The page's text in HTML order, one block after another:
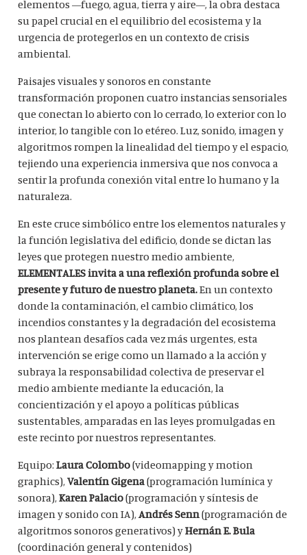
elementos —fuego, agua, tierra y aire—, la obra destaca
su papel crucial en el equilibrio del ecosistema y la
urgencia de protegerlos en un contexto de crisis
ambiental.
Paisajes visuales y sonoros en constante
transformación proponen cuatro instancias sensoriales
que conectan lo abierto con lo cerrado, lo exterior con lo
interior, lo tangible con lo etéreo. Luz, sonido, imagen y
algoritmos rompen la linealidad del tiempo y el espacio,
tejiendo una experiencia inmersiva que nos convoca a
sentir la profunda conexión vital entre lo humano y la
naturaleza.
En este cruce simbólico entre los elementos naturales y
la función legislativa del edificio, donde se dictan las
leyes que protegen nuestro medio ambiente,
ELEMENTALES invita a una reflexión profunda sobre el
presente y futuro de nuestro planeta.En un contexto
donde la contaminación, el cambio climático, los
incendios constantes y la degradación del ecosistema
nos plantean desafíos cada vez más urgentes, esta
intervención se erige como un llamado a la acción y
subraya la responsabilidad colectiva de preservar el
medio ambiente mediante la educación, la
concientización y el apoyo a políticas públicas
sustentables, amparadas en las leyes promulgadas en
este recinto por nuestros representantes.
Equipo:Laura Colombo(videomapping y motion
graphics),Valentín Gigena(programación lumínica y
sonora),Karen Palacio(programación y síntesis de
imagen y sonido con IA),Andrés Senn(programación de
algoritmos sonoros generativos) yHernán E. Bula
(coordinación general y contenidos)